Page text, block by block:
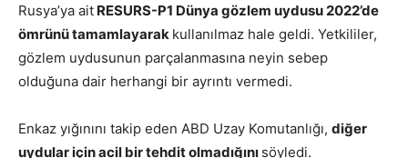
Rusya’ya ait RESURS-P1 Dünya gözlem uydusu 2022’de
ömrünü tamamlayarak kullanılmaz hale geldi. Yetkililer,
gözlem uydusunun parçalanmasına neyin sebep
olduğuna dair herhangi bir ayrıntı vermedi.
Enkaz yığınını takip eden ABD Uzay Komutanlığı, diğer
uydular için acil bir tehdit olmadığını söyledi.